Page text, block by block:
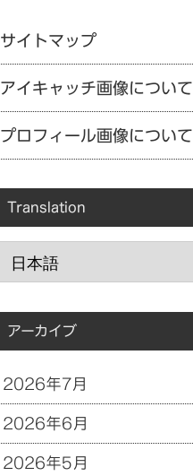
サイトマップ
アイキャッチ画像について
プロフィール画像について
Translation
アーカイブ
2026年7月
2026年6月
2026年5月